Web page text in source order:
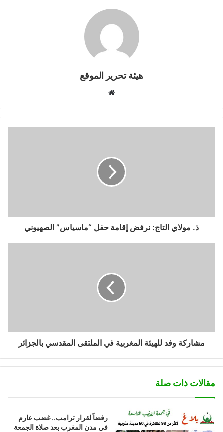
هيئة تحرير الموقع
ذ. مولاي التاج: نرفض إقامة حفل “ماسياس” الصهيوني
مشاركة وفد للهيئة المغربية في الملتقى المقدسي بالجزائر
مقالات ذات صلة
رفضاً لقرار ترامب.. غضب عارم
في مدن المغرب بعد صلاة الجمعة